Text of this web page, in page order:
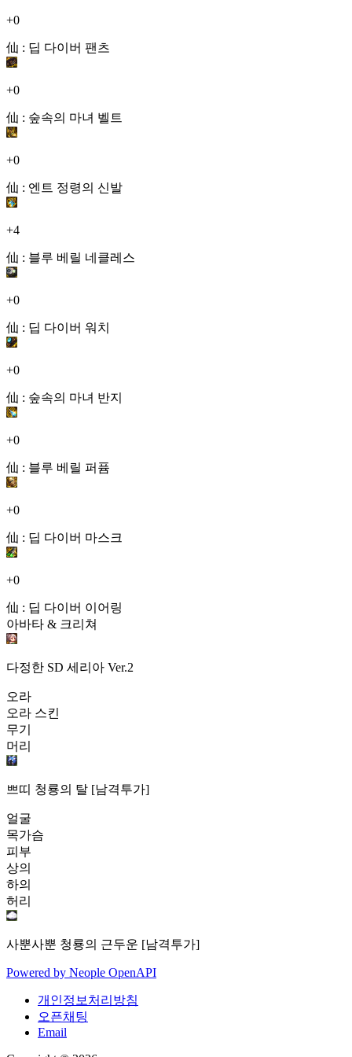
+0
仙 : 딥 다이버 팬츠
+0
仙 : 숲속의 마녀 벨트
+0
仙 : 엔트 정령의 신발
+4
仙 : 블루 베릴 네클레스
+0
仙 : 딥 다이버 워치
+0
仙 : 숲속의 마녀 반지
+0
仙 : 블루 베릴 퍼퓸
+0
仙 : 딥 다이버 마스크
+0
仙 : 딥 다이버 이어링
아바타 & 크리쳐
다정한 SD 세리아 Ver.2
오라
오라 스킨
무기
머리
쁘띠 청룡의 탈 [남격투가]
얼굴
목가슴
피부
상의
하의
허리
사뿐사뿐 청룡의 근두운 [남격투가]
Powered by Neople OpenAPI
개인정보처리방침
오픈채팅
Email